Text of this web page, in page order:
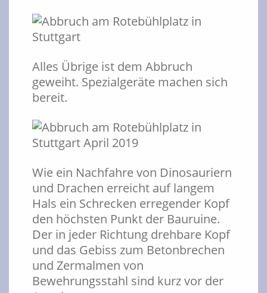
Alles Übrige ist dem Abbruch
geweiht. Spezialgeräte machen sich
bereit.
Wie ein Nachfahre von Dinosauriern
und Drachen erreicht auf langem
Hals ein Schrecken erregender Kopf
den höchsten Punkt der Bauruine.
Der in jeder Richtung drehbare Kopf
und das Gebiss zum Betonbrechen
und Zermalmen von
Bewehrungsstahl sind kurz vor der